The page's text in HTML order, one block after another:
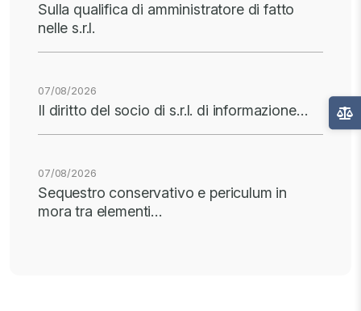
Sulla qualifica di amministratore di fatto
nelle s.r.l.
07/08/2026
Il diritto del socio di s.r.l. di informazione…
07/08/2026
Sequestro conservativo e periculum in
mora tra elementi…